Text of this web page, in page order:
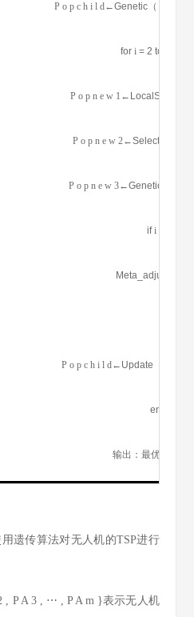
P o p c h i l d←Genetic（
fori = 2 to
P o p n e w 1 ←LocalSearch
P o p n e w 2←Selection（
P o p n e w 3←Genetic（
ifi
Meta_adjust （
P o p c h i l d←Update （
end for
输出：最优个体与
遗传算法对无人机的TSP进行
, P A 3 , ⋯ , P A m }表示无人机